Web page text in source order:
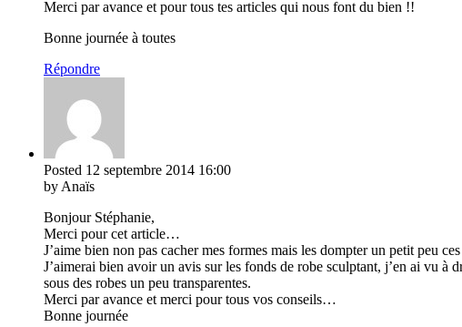
Merci par avance et pour tous tes articles qui nous font du bien !!
Bonne journée à toutes
Répondre
Posted 12 septembre 2014 16:00
by Anaïs
Bonjour Stéphanie,
Merci pour cet article…
J’aime bien non pas cacher mes formes mais les dompter un petit peu
J’aimerai bien avoir un avis sur les fonds de robe sculptant, j’en ai vu
sous des robes un peu transparentes.
Merci par avance et merci pour tous vos conseils…
Bonne journée